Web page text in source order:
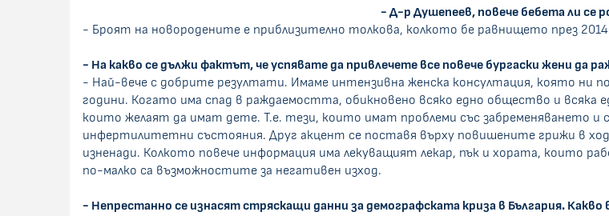
- Д-р Душепеев, повече бебета ли се
- Броят на новородените е приблизително толкова, колкото бе равнището през
- На какво се дължи фактът, че успявате да привлечете все повече бургаски жени да
- Най-вече с добрите резултати. Имаме интензивна женска консултация, която ни
години. Когато има спад в раждаемостта, обикновено всяко едно общество и всяка
които желаят да имат дете. Т.е. тези, които имат проблеми със забременяването
инфертилитетни състояния. Друг акцент се поставя върху повишените грижи в
изненади. Колкото повече информация има лекуващият лекар, пък и хората, които
по-малко са възможностите за негативен изход.
- Непрестанно се изнасят стряскащи данни за демографската криза в България.